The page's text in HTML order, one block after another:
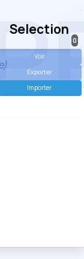
Selection
0
Voir
Exporter
Importer